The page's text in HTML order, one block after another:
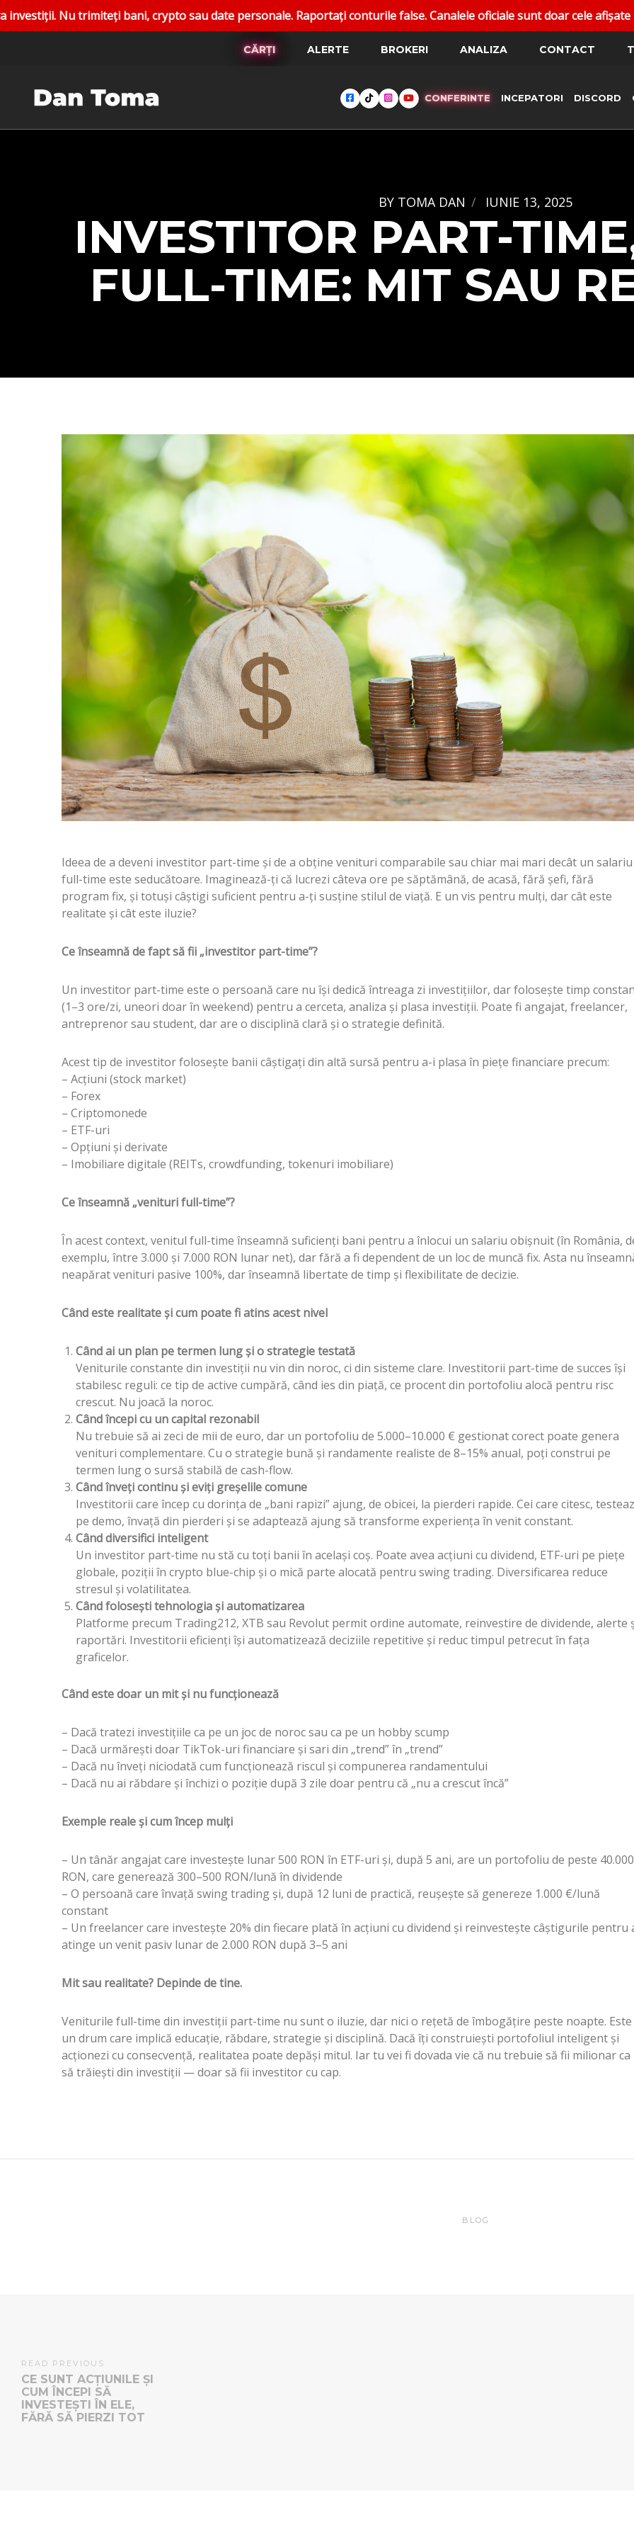
crypto sau date personale. Raportați conturile false. Canalele oficiale sunt doar cele afișate pe dantoma.trade.
CĂRȚI ALERTE BROKERI ANALIZA CONTACT
CONFERINTE INCEPATORI DISCORD
BY TOMA DAN IUNIE 13, 2025
INVESTITOR PART-
FULL-TIME: MIT SAU
Ideea de a deveni investitor part-time și de a obține venituri comparabile sau chiar mai mari decât un salariu
full-time este seducătoare. Imaginează-ți că lucrezi câteva ore pe săptămână, de acasă, fără șefi, fără
program fix, și totuși câștigi suficient pentru a-ți susține stilul de viață. E un vis pentru mulți, dar cât este
realitate și cât este iluzie?
Ce înseamnă de fapt să fii „investitor part-time”?
Un investitor part-time este o persoană care nu își dedică întreaga zi investițiilor, dar folosește timp
(1–3 ore/zi, uneori doar în weekend) pentru a cerceta, analiza și plasa investiții. Poate fi angajat, freelancer,
antreprenor sau student, dar are o disciplină clară și o strategie definită.
Acest tip de investitor folosește banii câștigați din altă sursă pentru a-i plasa în piețe financiare precum:
– Acțiuni (stock market)
– Forex
– Criptomonede
– ETF-uri
– Opțiuni și derivate
– Imobiliare digitale (REITs, crowdfunding, tokenuri imobiliare)
Ce înseamnă „venituri full-time”?
În acest context, venitul full-time înseamnă suficienți bani pentru a înlocui un salariu obișnuit (în România,
exemplu, între 3.000 și 7.000 RON lunar net), dar fără a fi dependent de un loc de muncă fix. Asta nu
neapărat venituri pasive 100%, dar înseamnă libertate de timp și flexibilitate de decizie.
Când este realitate și cum poate fi atins acest nivel
Când ai un plan pe termen lung și o strategie testată
Veniturile constante din investiții nu vin din noroc, ci din sisteme clare. Investitorii part-time de succes își
stabilesc reguli: ce tip de active cumpără, când ies din piață, ce procent din portofoliu alocă pentru risc
crescut. Nu joacă la noroc.
Când începi cu un capital rezonabil
Nu trebuie să ai zeci de mii de euro, dar un portofoliu de 5.000–10.000 € gestionat corect poate genera
venituri complementare. Cu o strategie bună și randamente realiste de 8–15% anual, poți construi pe
termen lung o sursă stabilă de cash-flow.
Când înveți continu și eviți greșelile comune
Investitorii care încep cu dorința de „bani rapizi” ajung, de obicei, la pierderi rapide. Cei care citesc,
pe demo, învață din pierderi și se adaptează ajung să transforme experiența în venit constant.
Când diversifici inteligent
Un investitor part-time nu stă cu toți banii în același coș. Poate avea acțiuni cu dividend, ETF-uri pe piețe
globale, poziții în crypto blue-chip și o mică parte alocată pentru swing trading. Diversificarea reduce
stresul și volatilitatea.
Când folosești tehnologia și automatizarea
Platforme precum Trading212, XTB sau Revolut permit ordine automate, reinvestire de dividende, alerte
raportări. Investitorii eficienți își automatizează deciziile repetitive și reduc timpul petrecut în fața
graficelor.
Când este doar un mit și nu funcționează
– Dacă tratezi investițiile ca pe un joc de noroc sau ca pe un hobby scump
– Dacă urmărești doar TikTok-uri financiare și sari din „trend” în „trend”
– Dacă nu înveți niciodată cum funcționează riscul și compunerea randamentului
– Dacă nu ai răbdare și închizi o poziție după 3 zile doar pentru că „nu a crescut încă”
Exemple reale și cum încep mulți
– Un tânăr angajat care investește lunar 500 RON în ETF-uri și, după 5 ani, are un portofoliu de peste 40.000
RON, care generează 300–500 RON/lună în dividende
– O persoană care învață swing trading și, după 12 luni de practică, reușește să genereze 1.000 €/lună
constant
– Un freelancer care investește 20% din fiecare plată în acțiuni cu dividend și reinvestește câștigurile pentru
atinge un venit pasiv lunar de 2.000 RON după 3–5 ani
Mit sau realitate? Depinde de tine.
Veniturile full-time din investiții part-time nu sunt o iluzie, dar nici o rețetă de îmbogățire peste noapte. Este
un drum care implică educație, răbdare, strategie și disciplină. Dacă îți construiești portofoliul inteligent și
acționezi cu consecvență, realitatea poate depăși mitul. Iar tu vei fi dovada vie că nu trebuie să fii milionar ca
să trăiești din investiții — doar să fii investitor cu cap.
BLOG
READ PREVIOUS
CE SUNT ACȚIUNILE ȘI
CUM ÎNCEPI SĂ
INVESTEȘTI ÎN ELE,
FĂRĂ SĂ PIERZI TOT